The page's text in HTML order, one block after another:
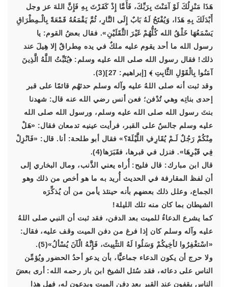
هَذَا مَنْزِلُكَ لَوْ آمَنْتَ بِرَبِّكَ، فَأَمَّا إِذْ كَفَرْتَ بِهِ فَإِنَّ اللهَ عز وجل
أَبْدَلَكَ بِهِ هَذَا، وَيُفْتَحُ لَهُ بَابٌ إِلَى النَّارِ، ثُمَّ يَقْمَعُهُ قَمْعَةً بِالْـمِطْرَاقِ
يَسْمَعُهَا خَلْقُ الله كُلُّهُمْ غَيْرَ الثَّقَلَيْنِ». فقال بعضُ القوم: يا
رسول الله ما أحد يقوم عليه ملكٌ في يده مِطراقٌ إلا هِيلَ عند
ذلك! فقال رسول الله صلى الله عليه وسلم: ﴿يُثَبِّتُ اللَّهُ الَّذِينَ
آمَنُوا بِالْقَوْلِ الثَّابِتِ ﴾ [إبراهيم: 27](3).
وقد ثبت أنه صلى اللهُ عليه وآله وسلم حدثهُم قائمًا على قبر
إحدى بناتِه وهي تُدْفن؛ فعن أنس رضي الله عنه قال: شهدنا
بنتَ رسول الله صلى الله عليه وسلم، ورسول الله صلى الله
عليه وسلم جالسٌ على القبر، فرأيت عينيه تدمعان فقال: «هَلْ
مِنْكُمْ رَجُلٌ لَـمْ يُقَارِفِ اللَّيْلَةَ؟» فقال أبو طلحة: أنا. قال: «فَانْزِلْ
فِي قَبْرِهَا». فنزل في قبرها، فقَبَرَها(4).
قال ابن مبارك: قال فليح: أُراه يعني الذَّنب، ومال البخاري إلى
أن لفظ المقارفة في الحديث أُريد به ما هو أخص من ذلك وهو
الجماع، وعلل ذلك بعضهم بأنه حينئذ يأمن من أن يُذكِّرَه
الشيطان بما كان منه تلك الليلة!
كما يشرع الدعاءُ للميت بعد الدفن، فقد ثبت أن النبي صلى اللهُ
عليه وآله وسلم كان إذا فرغ من دفن الميت وقف عليه، فقال:
«اسْتغْفِرُوا لأخِيكُمْ وَسَلُوا لَهُ التثْبِيتَ، فَإِنَّهُ الْآنَ يُسْألُ»(5).
ولا حرج أن يكون الدعاء جماعيًّا، بأن يدعو أحدُ الحضور ويُؤمِّن
الناس على دعائه، فقد سُئل الشيخ ابن باز رحمه الله: أرى بعضَ
الناس يقفون عند القبر بعد دفن الميت ويدعون له، فهل هذا